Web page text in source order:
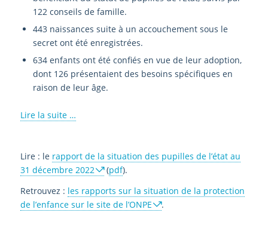
122 conseils de famille.
443 naissances suite à un accouchement sous le
secret ont été enregistrées.
634 enfants ont été confiés en vue de leur adoption,
dont 126 présentaient des besoins spécifiques en
raison de leur âge.
Lire la suite …
Lire : le rapport de la situation des pupilles de l’état au
31 décembre 2022
(pdf).
Retrouvez : les rapports sur la situation de la protection
de l’enfance sur le site de l’ONPE
.